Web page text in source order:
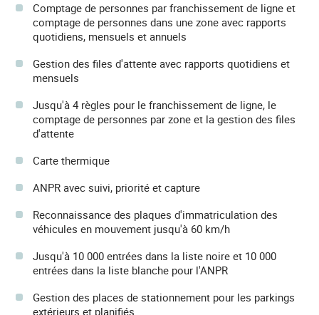
Comptage de personnes par franchissement de ligne et
comptage de personnes dans une zone avec rapports
quotidiens, mensuels et annuels
Gestion des files d'attente avec rapports quotidiens et
mensuels
Jusqu'à 4 règles pour le franchissement de ligne, le
comptage de personnes par zone et la gestion des files
d'attente
Carte thermique
ANPR avec suivi, priorité et capture
Reconnaissance des plaques d'immatriculation des
véhicules en mouvement jusqu'à 60 km/h
Jusqu'à 10 000 entrées dans la liste noire et 10 000
entrées dans la liste blanche pour l'ANPR
Gestion des places de stationnement pour les parkings
extérieurs et planifiés